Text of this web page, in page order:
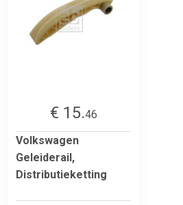
€ 15.46
Volkswagen
Geleiderail,
Distributieketting